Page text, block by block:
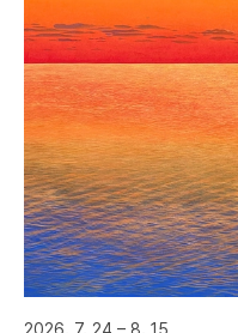
2026. 7. 24 – 8. 15